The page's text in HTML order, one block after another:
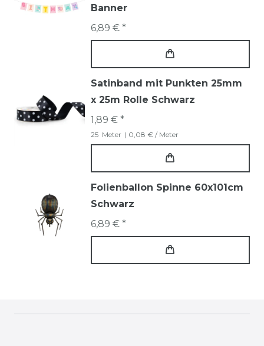
Banner
6,89 € *
Satinband mit Punkten 25mm
x 25m Rolle Schwarz
1,89 € *
25 Meter | 0,08 € / Meter
Folienballon Spinne 60x101cm
Schwarz
6,89 € *